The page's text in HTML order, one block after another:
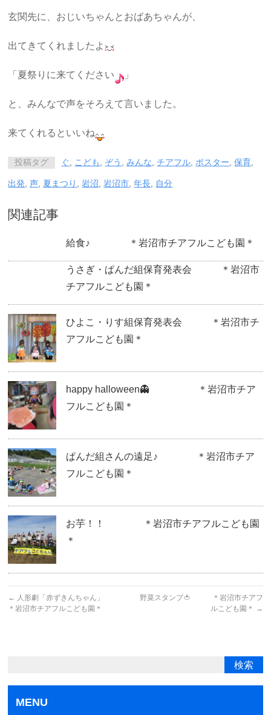
玄関先に、おじいちゃんとおばあちゃんが、
出てきてくれましたよ
「夏祭りに来てください 」
と、みんなで声をそろえて言いました。
来てくれるといいね
投稿タグ ぐ こども ぞう ,みんな ,チアフル ポスター ,保育
出発 ,声 夏まつり ,岩沼 ,岩沼市 ,年長 自分
関連記事
給食♪ ＊岩沼市チアフルこども園＊
うさぎ・ぱんだ組保育発表会 ＊岩沼市
チアフルこども園＊
ひよこ・りす組保育発表会 ＊岩沼市チ
アフルこども園＊
happy halloween👻 ＊岩沼市チア
フルこども園＊
ぱんだ組さんの遠足♪ ＊岩沼市チア
フルこども園＊
お芋！！ ＊岩沼市チアフルこども園
＊
← 人形劇「赤ずきんちゃん」
＊岩沼市チアフルこども園＊
野菜スタンプ🍅 ＊岩沼市チアフ
ルこども園＊
→
MENU